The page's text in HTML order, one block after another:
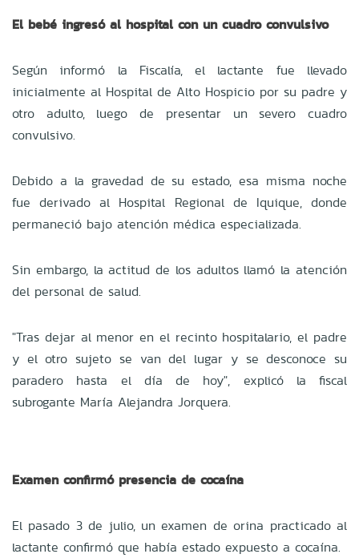
El bebé ingresó al hospital con un cuadro convulsivo
Según informó la Fiscalía, el lactante fue llevado
inicialmente al Hospital de Alto Hospicio por su padre y
otro adulto, luego de presentar un severo cuadro
convulsivo.
Debido a la gravedad de su estado, esa misma noche
fue derivado al Hospital Regional de Iquique, donde
permaneció bajo atención médica especializada.
Sin embargo, la actitud de los adultos llamó la atención
del personal de salud.
"Tras dejar al menor en el recinto hospitalario, el padre
y el otro sujeto se van del lugar y se desconoce su
paradero hasta el día de hoy", explicó la fiscal
subrogante María Alejandra Jorquera.
Examen confirmó presencia de cocaína
El pasado 3 de julio, un examen de orina practicado al
lactante confirmó que había estado expuesto a cocaína.